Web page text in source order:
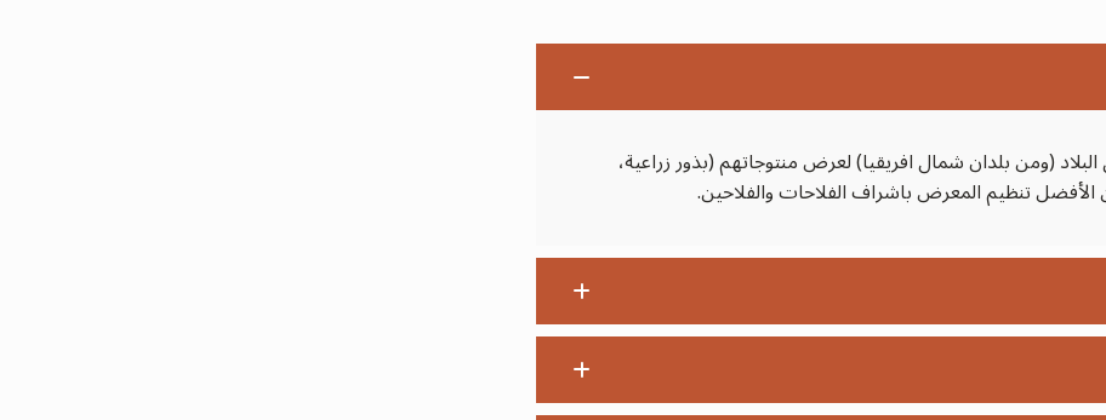
(ومن بلدان شمال افريقيا) لعرض منتوجاتهم (بذور زراعية،
تنظيم المعرض باشراف الفلاحات والفلاحين.